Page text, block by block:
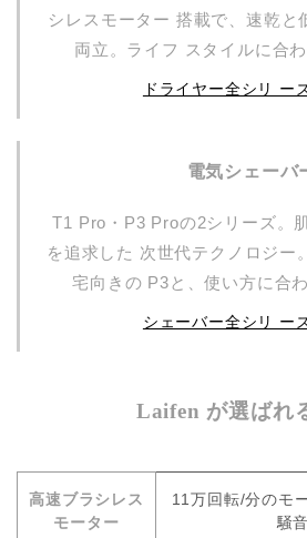
シレスモーター 搭載で、速乾と
両立。ライフ スタイルに合わ
ドライヤー全シリ ー
電気シェーバ
T1 Pro・P3 Proの2シリーズ。
を追求した 次世代テクノロジー
宅向きの P3と、使い方に合
シェーバー全シリ ー
Laifen が選ばれ
高速ブラシレス
モーター
11万回転/分のモ
騒